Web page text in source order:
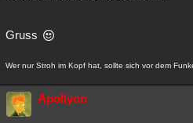
Gruss
Wer nur Stroh im Kopf hat, sollte sich vor dem
Apollyon